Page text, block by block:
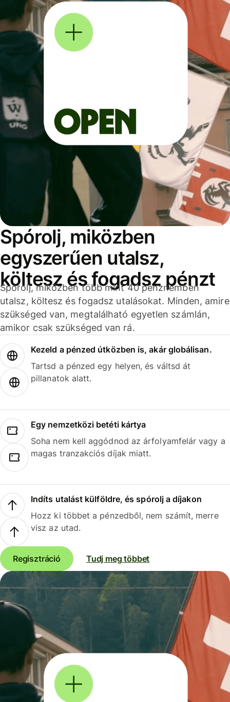
Spórolj, miközben
egyszerűen utalsz,
költesz és fogadsz pénzt
Spórolj, miközben több mint 40 pénznemben
utalsz, költesz és fogadsz utalásokat. Minden, amire
szükséged van, megtalálható egyetlen számlán,
amikor csak szükséged van rá.
Kezeld a pénzed útközben is, akár globálisan.
Tartsd a pénzed egy helyen, és váltsd át
pillanatok alatt.
Egy nemzetközi betéti kártya
Soha nem kell aggódnod az árfolyamfelár vagy a
magas tranzakciós díjak miatt.
Indíts utalást külföldre, és spórolj a díjakon
Hozz ki többet a pénzedből, nem számít, merre
visz az utad.
Regisztráció Tudj meg többet